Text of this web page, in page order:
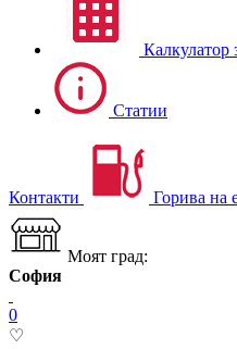
Калкулатор
Статии
Контакти Горива на
Моят град:
София
0
♡